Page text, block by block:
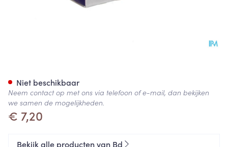
€ 7,20
Niet beschikbaar
Neem contact op met ons via telefoon of e-mail, dan bekijken
we samen de mogelijkheden.
Bekijk alle producten van Bd